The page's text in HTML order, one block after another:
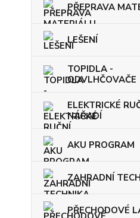
PŘEPRAVA
LEŠENÍ
TOPIDLA -
ODVLHČOVAČE
ELEKTRICKÉ
NÁŘADÍ
AKU PROGRAM
ZAHRADNÍ
PŘECHODOVÉ